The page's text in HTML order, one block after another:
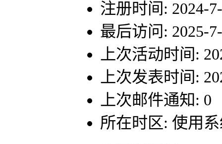
注册时间: 2024-
最后访问: 2025-
上次活动时间:
上次发表时间:
上次邮件通知: 0
所在时区: 使用